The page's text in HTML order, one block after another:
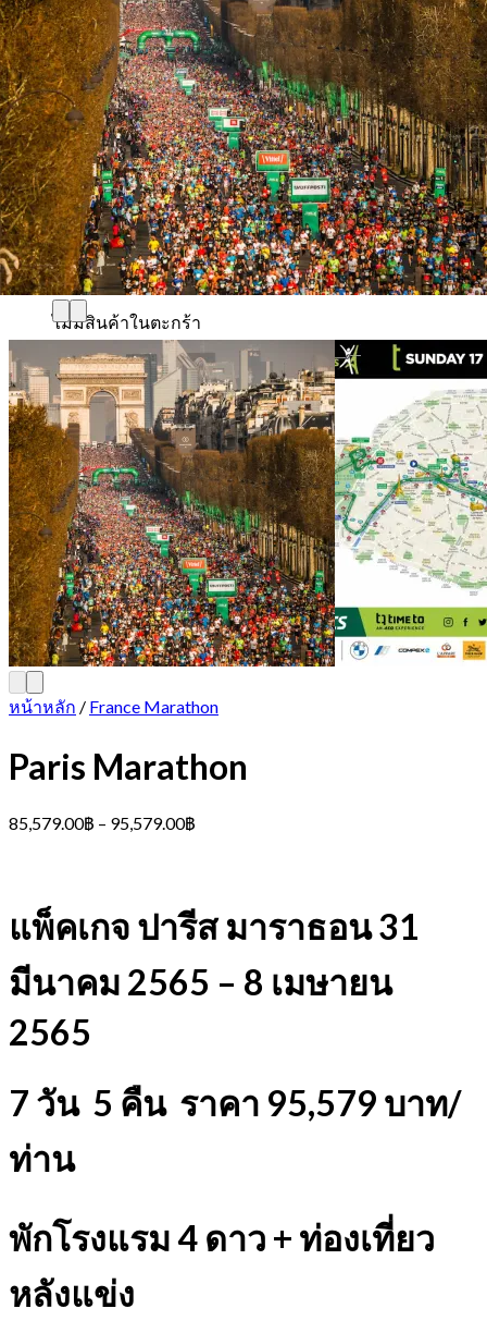
เข้าสู่ระบบ
ตะกร้าสินค้า /0.00฿0
ไม่มีสินค้าในตะกร้า
ค้นหา:
0
ตะกร้าสินค้า
ไม่มีสินค้าในตะกร้า
หน้าหลัก / France Marathon
Paris Marathon
85,579.00฿ – 95,579.00฿
95,579.00฿
แพ็คเกจ ปารีส มาราธอน 31
มีนาคม 2565 – 8 เมษายน
2565
7 วัน 5 คืน ราคา 95,579 บาท/
ท่าน
พักโรงแรม 4 ดาว + ท่องเที่ยว
หลังแข่ง